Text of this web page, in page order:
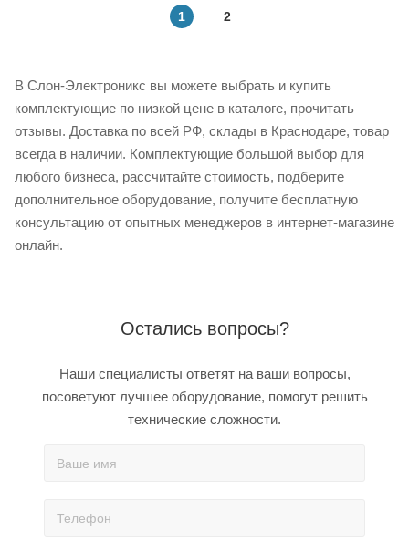
1 2
В Слон-Электроникс вы можете выбрать и купить
комплектующие по низкой цене в каталоге, прочитать
отзывы. Доставка по всей РФ, склады в Краснодаре, товар
всегда в наличии. Комплектующие большой выбор для
любого бизнеса, рассчитайте стоимость, подберите
дополнительное оборудование, получите бесплатную
консультацию от опытных менеджеров в интернет-магазине
онлайн.
Остались вопросы?
Наши специалисты ответят на ваши вопросы,
посоветуют лучшее оборудование, помогут решить
технические сложности.